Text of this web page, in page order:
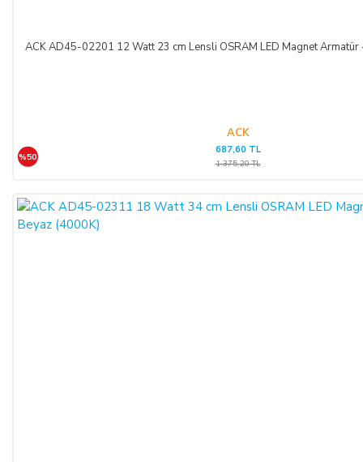
ACK AD45-02201 12 Watt 23 cm Lensli OSRAM LED Magnet Armatür
ACK
%50
687,60 TL
1.375,20 TL